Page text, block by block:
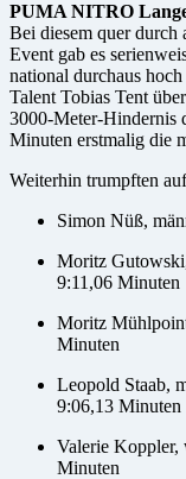
PUMA NITRO
Bei diesem quer durch
Event gab es
national durchaus
Talent Tobias Tent
3000-Meter-Hindernis
Minuten erstmalig die
Weiterhin trumpften
Simon Nüß,
Moritz
9:11,06 Minuten
Moritz
Minuten
Leopold Staab,
9:06,13 Minuten
Valerie Koppler,
Minuten